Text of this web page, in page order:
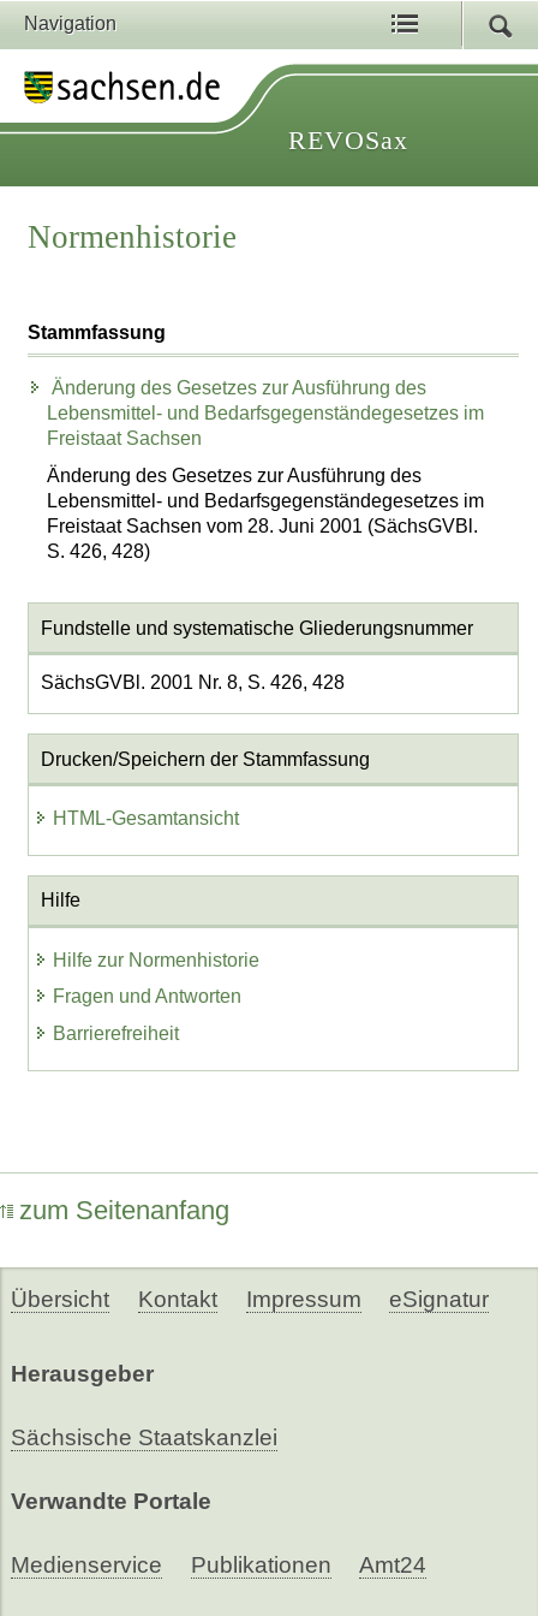
Navigation
REVOSax
Normenhistorie
Stammfassung
Änderung des Gesetzes zur Ausführung des
Lebensmittel- und Bedarfsgegenständegesetzes im
Freistaat Sachsen
Änderung des Gesetzes zur Ausführung des
Lebensmittel- und Bedarfsgegenständegesetzes im
Freistaat Sachsen vom 28. Juni 2001 (SächsGVBl.
S. 426, 428)
Fundstelle und systematische Gliederungsnummer
SächsGVBl. 2001 Nr. 8, S. 426, 428
Drucken/Speichern der Stammfassung
HTML-Gesamtansicht
Hilfe
Hilfe zur Normenhistorie
Fragen und Antworten
Barrierefreiheit
zum Seitenanfang
Übersicht Kontakt Impressum eSignatur
Herausgeber
Sächsische Staatskanzlei
Verwandte Portale
Medienservice Publikationen Amt24